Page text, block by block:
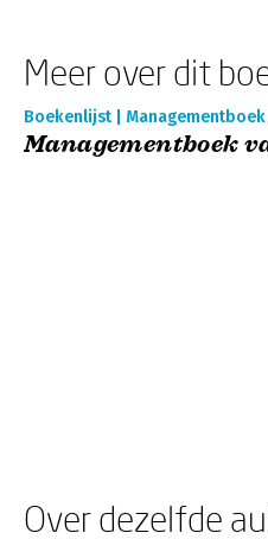
Meer over dit
Boekenlijst |
Managementboek
Over dezelfde